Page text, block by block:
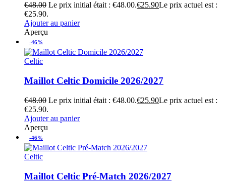
€48.00 Le prix initial était : €48.00.€25.90Le prix actuel est :
€25.90.
Ajouter au panier
Aperçu
-46%
Celtic
Maillot Celtic Domicile 2026/2027
€48.00 Le prix initial était : €48.00.€25.90Le prix actuel est :
€25.90.
Ajouter au panier
Aperçu
-46%
Celtic
Maillot Celtic Pré-Match 2026/2027